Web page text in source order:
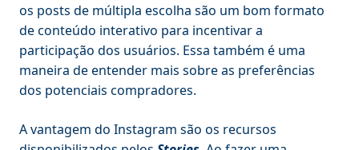
os posts de múltipla escolha são um bom formato
de conteúdo interativo para incentivar a
participação dos usuários. Essa também é uma
maneira de entender mais sobre as preferências
dos potenciais compradores.
A vantagem do Instagram são os recursos